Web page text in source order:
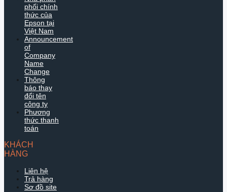
phối chính
thức của
Epson tại
Việt Nam
Announcement
of
Company
Name
Change
Thông
báo thay
đổi tên
công ty
Phương
thức thanh
toán
KHÁCH
HÀNG
Liên hệ
Trả hàng
Sơ đồ site